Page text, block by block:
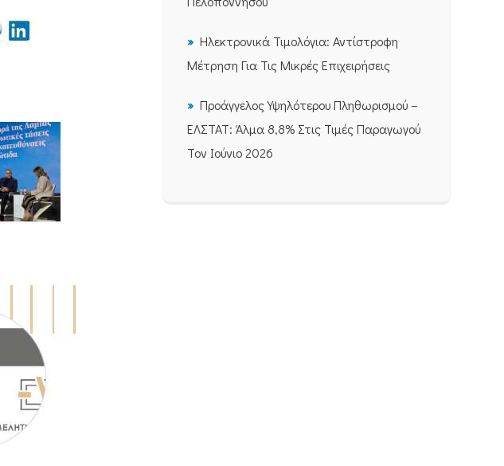
Ηλεκτρονικά Τιμολόγια: Αντίστροφη
Μέτρηση Για Τις Μικρές Επιχειρήσεις
Προάγγελος Υψηλότερου Πληθωρισμού –
ΕΛΣΤΑΤ: Άλμα 8,8% Στις Τιμές Παραγωγού
Τον Ιούνιο 2026